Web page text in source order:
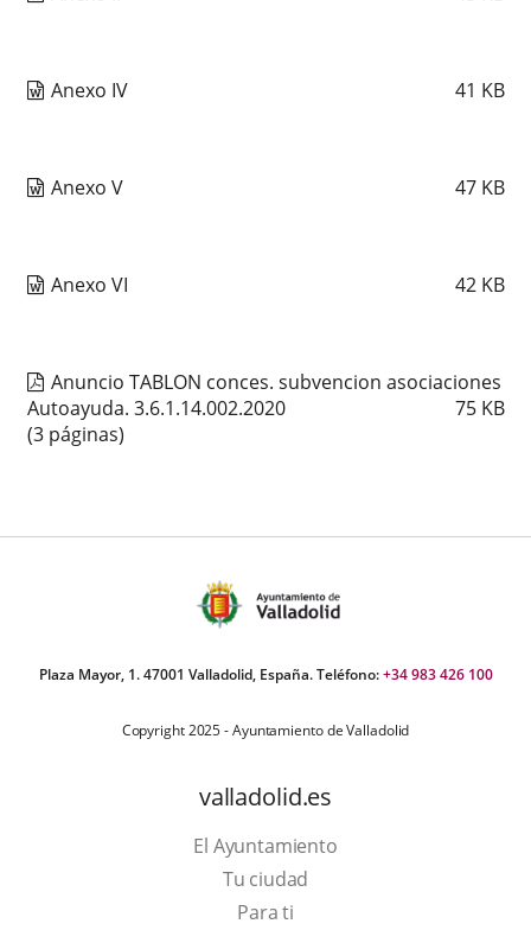
Anexo IV 41 KB
Anexo V 47 KB
Anexo VI 42 KB
Anuncio TABLON conces. subvencion asociaciones
Autoayuda. 3.6.1.14.002.2020
75 KB
(3 páginas)
Plaza Mayor, 1. 47001 Valladolid, España. Teléfono:+34 983 426 100
Copyright 2025 - Ayuntamiento de Valladolid
valladolid.es
El Ayuntamiento
Tu ciudad
Para ti